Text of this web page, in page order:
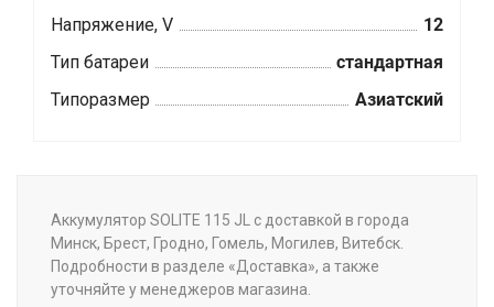
Напряжение, V
12
Тип батареи
стандартная
Типоразмер
Азиатский
Аккумулятор SOLITE 115 JL с доставкой в города
Минск, Брест, Гродно, Гомель, Могилев, Витебск.
Подробности в разделе «Доставка», а также
уточняйте у менеджеров магазина.